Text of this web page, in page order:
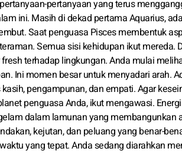
pertanyaan yang terus
ini. Masih di dekad pertama Aquarius,
Saat penguasa Pisces membentuk
Semua sisi kehidupan ikut mereda.
terhadap lingkungan. Anda mulai
Ini momen besar untuk menyadari arah.
pengampunan, dan empati. Agar
penguasa Anda, ikut mengawasi.
dalam lamunan yang
kejutan, dan peluang yang benar-
yang tepat. Anda sedang diarahkan